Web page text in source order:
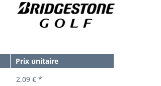
Prix unitaire
2,09 € *